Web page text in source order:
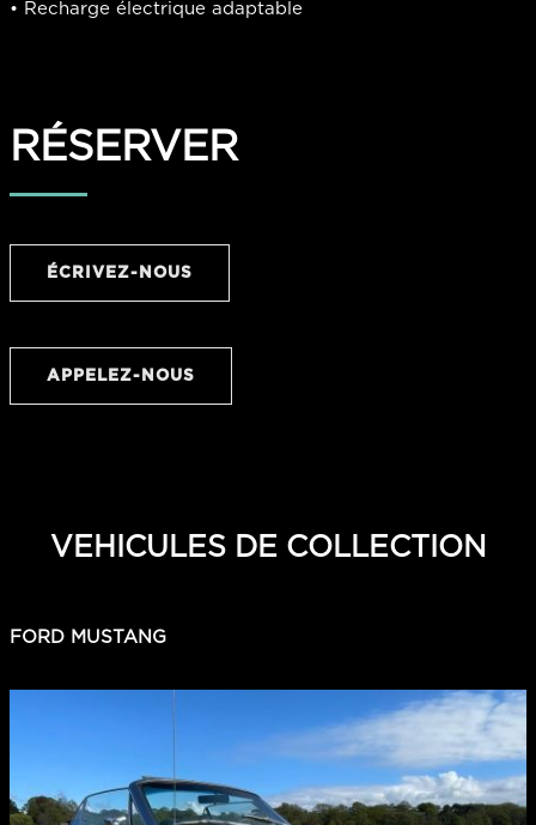
• Recharge électrique adaptable
RÉSERVER
ÉCRIVEZ-NOUS
APPELEZ-NOUS
VEHICULES DE COLLECTION
FORD MUSTANG